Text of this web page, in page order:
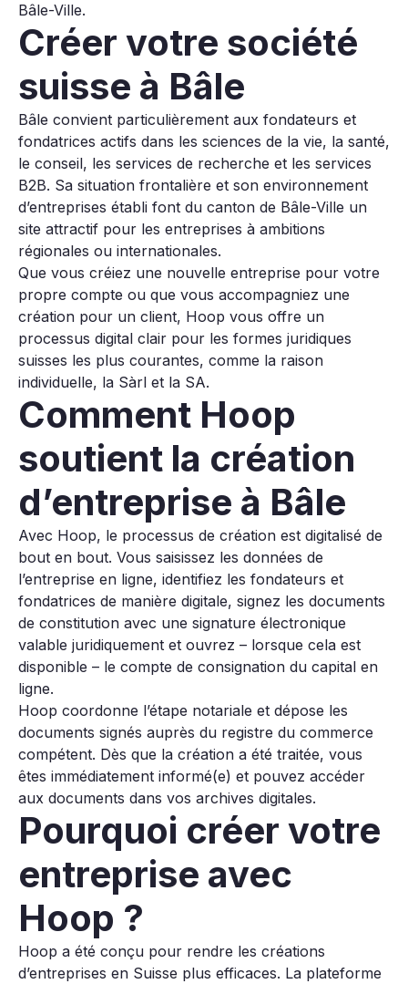
Bâle-Ville.
Créer votre société
suisse à Bâle
Bâle convient particulièrement aux fondateurs et
fondatrices actifs dans les sciences de la vie, la santé,
le conseil, les services de recherche et les services
B2B. Sa situation frontalière et son environnement
d’entreprises établi font du canton de Bâle-Ville un
site attractif pour les entreprises à ambitions
régionales ou internationales.
Que vous créiez une nouvelle entreprise pour votre
propre compte ou que vous accompagniez une
création pour un client, Hoop vous offre un
processus digital clair pour les formes juridiques
suisses les plus courantes, comme la raison
individuelle, la Sàrl et la SA.
Comment Hoop
soutient la création
d’entreprise à Bâle
Avec Hoop, le processus de création est digitalisé de
bout en bout. Vous saisissez les données de
l’entreprise en ligne, identifiez les fondateurs et
fondatrices de manière digitale, signez les documents
de constitution avec une signature électronique
valable juridiquement et ouvrez – lorsque cela est
disponible – le compte de consignation du capital en
ligne.
Hoop coordonne l’étape notariale et dépose les
documents signés auprès du registre du commerce
compétent. Dès que la création a été traitée, vous
êtes immédiatement informé(e) et pouvez accéder
aux documents dans vos archives digitales.
Pourquoi créer votre
entreprise avec
Hoop ?
Hoop a été conçu pour rendre les créations
d’entreprises en Suisse plus efficaces. La plateforme